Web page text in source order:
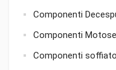
Componenti
Componenti
Componenti